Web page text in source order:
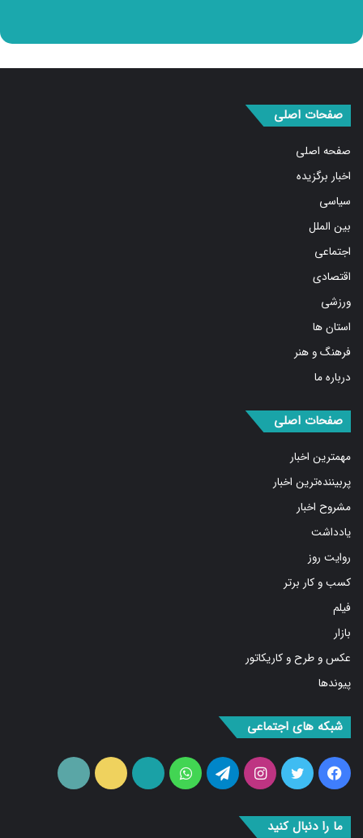
صفحات اصلی
صفحه اصلی
اخبار برگزیده
سیاسی
بین الملل
اجتماعی
اقتصادی
ورزشی
استان ها
فرهنگ و هنر
درباره ما
صفحات اصلی
مهمترین اخبار
پربیننده‌ترین اخبار
مشروح اخبار
یادداشت
روایت روز
کسب و کار برتر
فیلم
بازار
عکس و طرح و کاریکاتور
پیوندها
شبکه های اجتماعی
فیس
توییتر اینستاگرامتلگرام واتس
آپارات ایتا
ما را دنبال کنید